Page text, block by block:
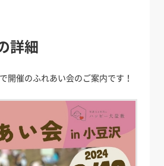
詳細
開催のふれあい会のご案内です！